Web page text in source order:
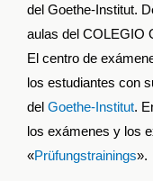
del Goethe-Institut.
aulas del COLEGIO
El centro de
los estudiantes con
del Goethe-Institut.
los exámenes y los
«Prüfungstrainings».